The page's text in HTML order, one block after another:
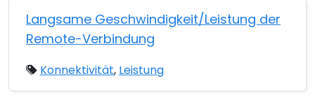
Langsame Geschwindigkeit/Leistung der
Remote-Verbindung
Konnektivität, Leistung